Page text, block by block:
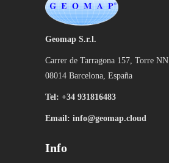
Geomap S.r.l.
Carrer de Tarragona 157, Torre NN
08014 Barcelona, España
Tel: +34 931816483
Email: info@geomap.cloud
Info